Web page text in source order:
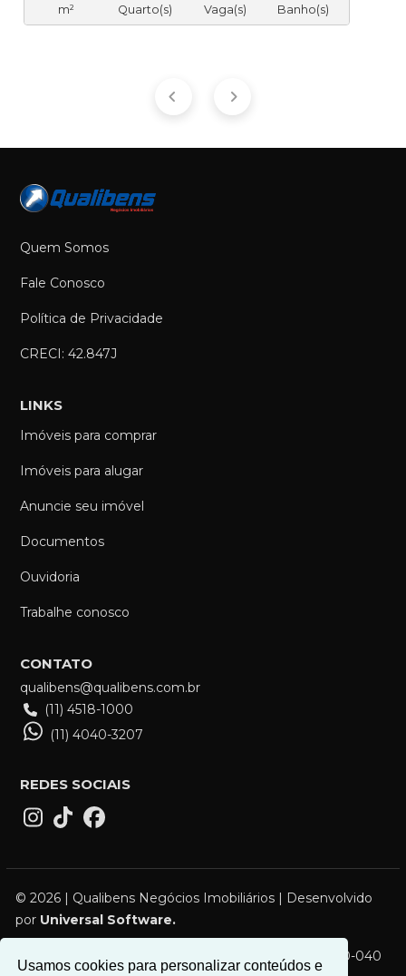
Usamos cookies para personalizar conteúdos e
m²
Quarto(s)
Vaga(s)
Banho(s)
Quem Somos
Fale Conosco
Política de Privacidade
CRECI: 42.847J
LINKS
Imóveis para comprar
Imóveis para alugar
Anuncie seu imóvel
Documentos
Ouvidoria
Trabalhe conosco
CONTATO
qualibens@qualibens.com.br
(11) 4518-1000
(11) 4040-3207
REDES SOCIAIS
© 2026 | Qualibens Negócios Imobiliários | Desenvolvido
por Universal Software.
R. Campos Sales, 119 - Vila Bocaina, Mauá - SP, 09310-040